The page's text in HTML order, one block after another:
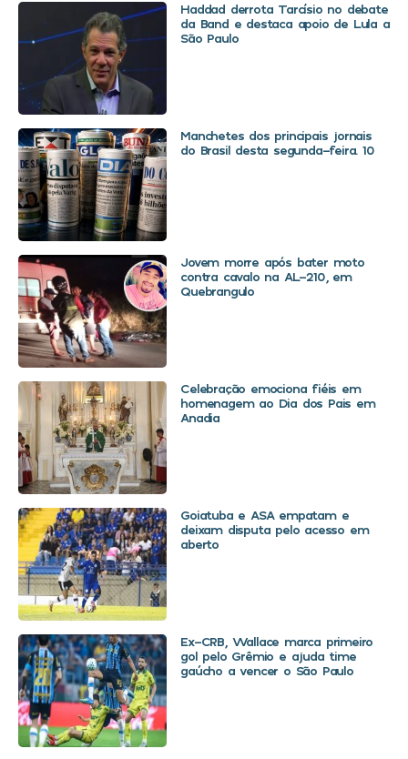
Haddad derrota Tarcísio no debate
da Band e destaca apoio de Lula a
São Paulo
Manchetes dos principais jornais
do Brasil desta segunda-feira. 10
Jovem morre após bater moto
contra cavalo na AL-210, em
Quebrangulo
Celebração emociona fiéis em
homenagem ao Dia dos Pais em
Anadia
Goiatuba e ASA empatam e
deixam disputa pelo acesso em
aberto
Ex-CRB, Wallace marca primeiro
gol pelo Grêmio e ajuda time
gaúcho a vencer o São Paulo